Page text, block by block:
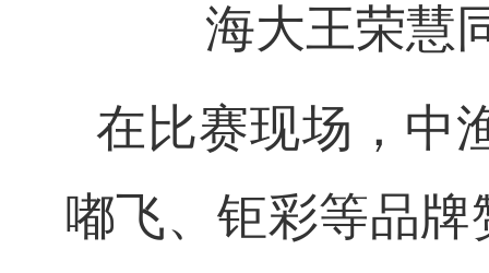
海大王荣慧
在比赛现场，中
嘟飞、钜彩等品